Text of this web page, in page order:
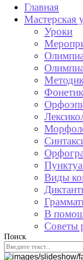
Главная
Мастерская
Уроки
Виды
В
Советы
Поиск